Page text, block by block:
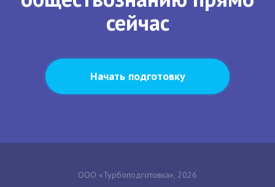
сейчас
Начать подготовку
ООО «Турбоподготовка», 2026